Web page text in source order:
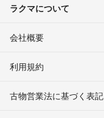
ラクマについて
会社概要
利用規約
古物営業法に基づく表記